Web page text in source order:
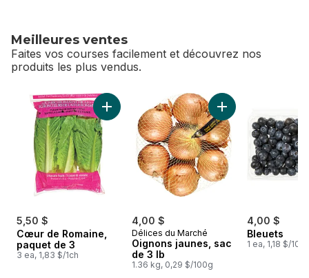
Meilleures ventes
Faites vos courses facilement et découvrez nos
produits les plus vendus.
sauter Meilleures ventes
5,50 $
Cœur de Romaine,
paquet de 3
3 ea, 1,83 $/1ch
Ajouter Cœur de Romaine, paquet de 3 au
4,00 $
Délices du Marché
Oignons jaunes, sac
de 3 lb
1.36 kg, 0,29 $/100g
Ajouter Oignons
4,00 $
Bleuets
1 ea, 1,18 $/